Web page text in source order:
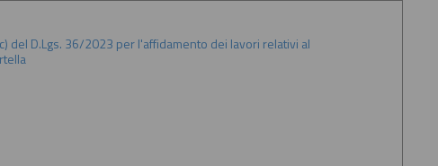
del D.Lgs. 36/2023 per l'affidamento dei lavori relativi al